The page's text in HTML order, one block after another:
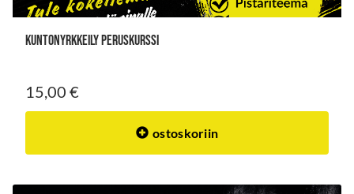
Kuntonyrkkeily peruskurssi
15,00 €
ostoskoriin